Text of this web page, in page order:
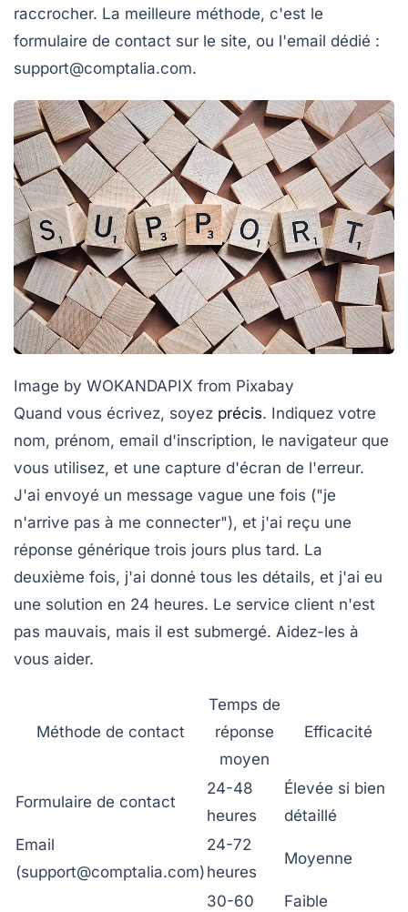
raccrocher. La meilleure méthode, c'est le
formulaire de contact sur le site, ou l'email dédié :
support@comptalia.com.
Image by WOKANDAPIX from Pixabay
Quand vous écrivez, soyez précis. Indiquez votre
nom, prénom, email d'inscription, le navigateur que
vous utilisez, et une capture d'écran de l'erreur.
J'ai envoyé un message vague une fois ("je
n'arrive pas à me connecter"), et j'ai reçu une
réponse générique trois jours plus tard. La
deuxième fois, j'ai donné tous les détails, et j'ai eu
une solution en 24 heures. Le service client n'est
pas mauvais, mais il est submergé. Aidez-les à
vous aider.
Méthode de contact
Temps de
réponse
moyen
Efficacité
Formulaire de contact
24-48
heures
Élevée si bien
détaillé
Email
(support@comptalia.com)
24-72
heures
Moyenne
30-60
Faible